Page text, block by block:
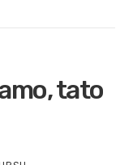
tato